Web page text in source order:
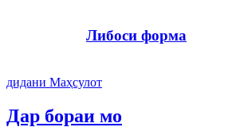
Либоси форма
дидани Маҳсулот
Дар бораи мо